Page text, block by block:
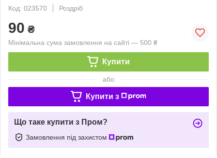
Код: 023570
Роздріб
90 ₴
Мінімальна сума замовлення на сайті — 500 ₴
Купити
або
Купити з
Що таке купити з Пром?
Замовлення під захистом